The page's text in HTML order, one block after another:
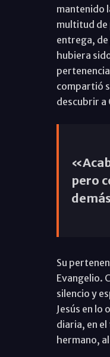
mantenido
multitud de
entrega,
hubiera
compartió
descubrir a
«Acabamos de perder a una pequeña gran mujer. Pequeña de estatura,
pero
Su
Evangelio.
silencio y
Jesús en lo
diaria, en
hermano,